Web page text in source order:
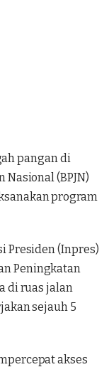
pangan di
Nasional (BPJN)
program
Presiden (Inpres)
Peningkatan
di ruas jalan
sejauh 5
akses